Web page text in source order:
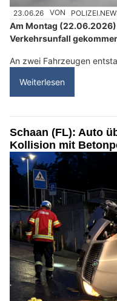
23.06.26 VON
Am Montag
Verkehrsunfall
An zwei Fahrzeugen
Weiterlesen
Schaan (FL): Auto
Kollision mit